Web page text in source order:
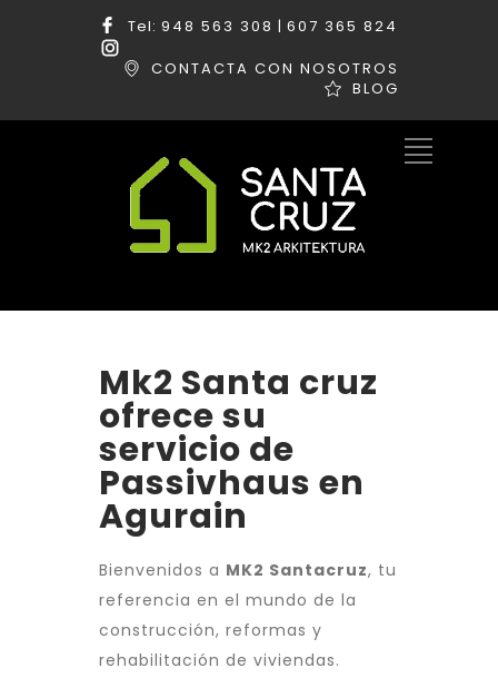
Tel: 948 563 308 | 607 365 824
CONTACTA CON NOSOTROS
BLOG
Mk2 Santa cruz
ofrece su
servicio de
Passivhaus en
Agurain
Bienvenidos a MK2 Santacruz, tu
referencia en el mundo de la
construcción, reformas y
rehabilitación de viviendas.